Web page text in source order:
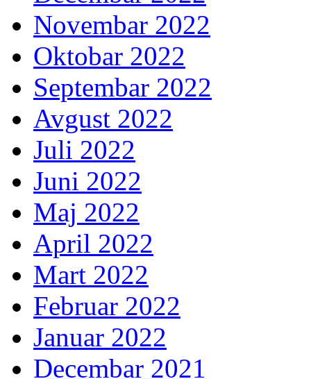
Novembar 2022
Oktobar 2022
Septembar 2022
Avgust 2022
Juli 2022
Juni 2022
Maj 2022
April 2022
Mart 2022
Februar 2022
Januar 2022
Decembar 2021